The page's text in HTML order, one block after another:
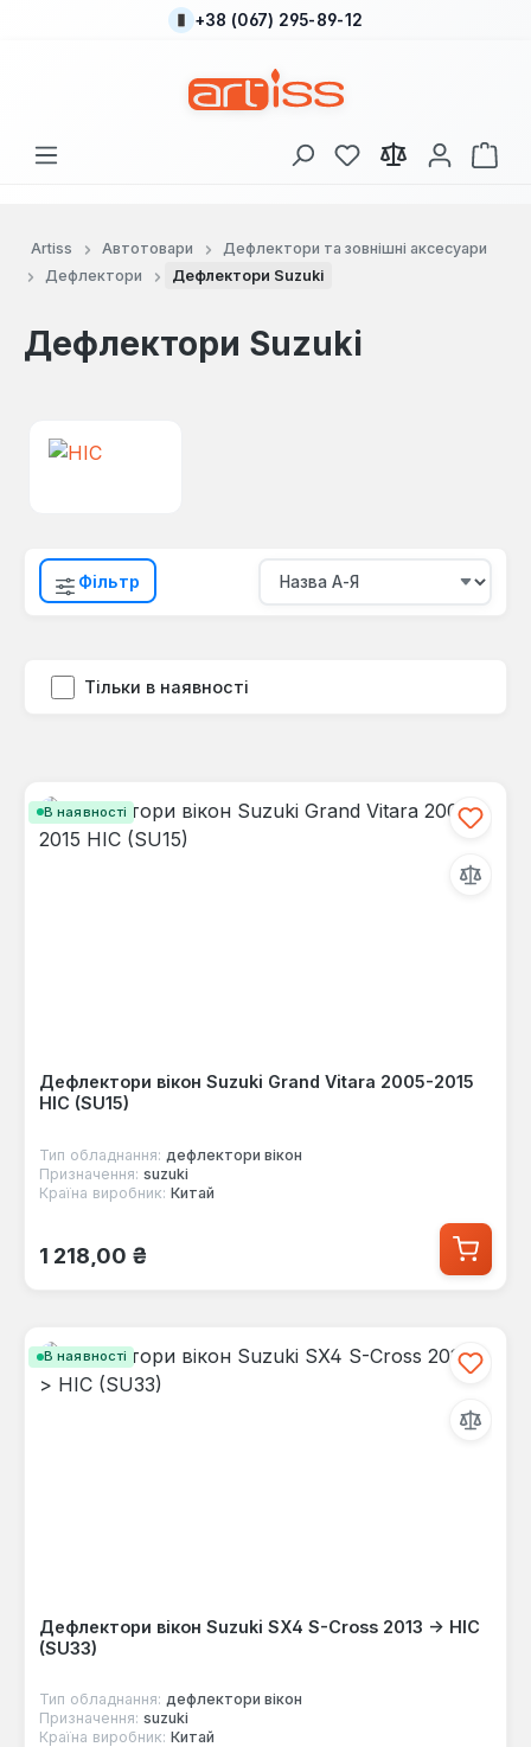
Перейти до основного вмісту
+38 (067) 295-89-12
У вас є 0 у списку
Artiss Автотовари
Дефлектори та зовнішні аксесуари
Дефлектори
Дефлектори Suzuki
Дефлектори Suzuki
Фільтр
Тільки в наявності
В наявності
Дефлектори вікон Suzuki Grand Vitara 2005-2015
HIC (SU15)
Тип обладнання: дефлектори вікон
Призначення: suzuki
Країна виробник: Китай
Звичайна ціна:
1 218,00 ₴
В наявності
Дефлектори вікон Suzuki SX4 S-Cross 2013 -> HIC
(SU33)
Тип обладнання: дефлектори вікон
Призначення: suzuki
Країна виробник: Китай